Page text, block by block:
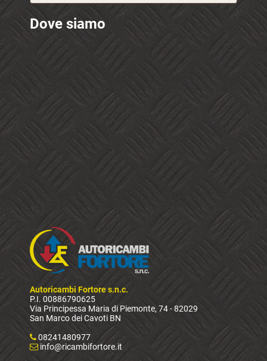
Dove siamo
Autoricambi Fortore s.n.c.
P.I. 00886790625
Via Principessa Maria di Piemonte, 74 - 82029
San Marco dei Cavoti BN
08241480977
info@ricambifortore.it